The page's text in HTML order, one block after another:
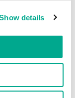
details
勒拿，阿穆尔
和
太神奇，而阿
加尔湖时，四
上就变得有点
乌拉尔越近和
上 “没啥可说